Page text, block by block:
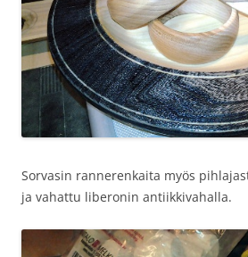
Sorvasin rannerenkaita myös
ja vahattu liberonin antiikkivahalla.